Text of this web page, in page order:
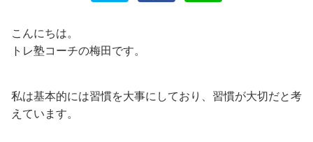
こんにちは。
トレ塾コーチの梅田です。
私は基本的には習慣を大事にしており、習慣が大切だと考
えています。